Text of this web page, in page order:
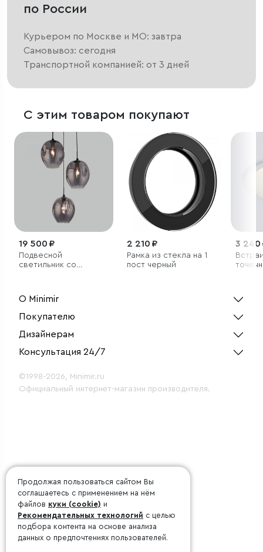
по России
Курьером по Москве и МО: завтра
Самовывоз: сегодня
Транспортной компанией: от 3 дней
С этим товаром покупают
19 500 ₽
Подвесной
светильник со
2 210 ₽
Рамка из стекла на 1
пост черный
3 240
О Minimir
Покупателю
Дизайнерам
Консультация 24/7
©1998-2026, Minimir.ru
Официальный интернет-магазин производителя.
Продолжая пользоваться сайтом Вы
соглашаетесь с применением на нём
файлов куки (cookie) и
Рекомендательных технологий с целью
подбора контента на основе анализа
данных о предпочтениях пользователей.